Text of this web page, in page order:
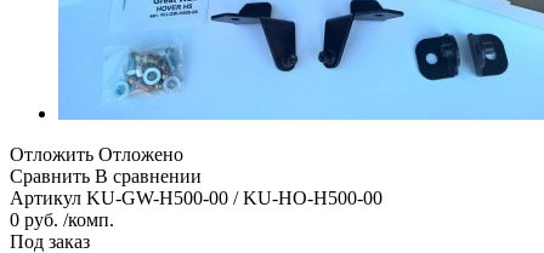
Отложить Отложено
Сравнить В сравнении
Артикул KU-GW-H500-00 / KU-HO-H500-00
0 руб. /комп.
Под заказ